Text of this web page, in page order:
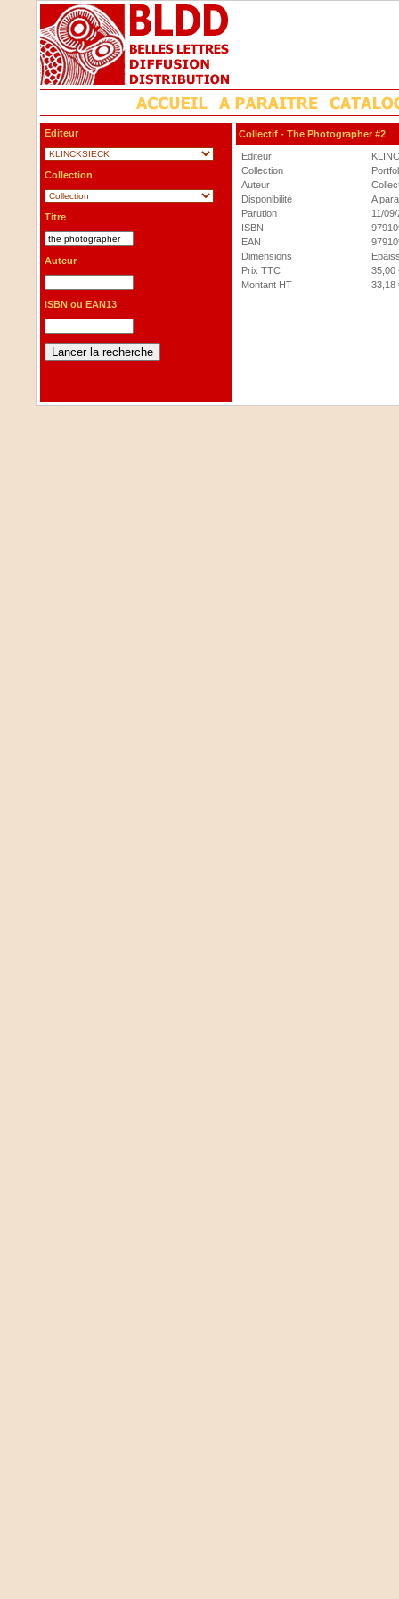
Editeur
Collection
Titre
Auteur
ISBN ou EAN13
Collectif - The Photographer #2
Editeur
Collection
Auteur
Disponibilité
A
Parution
11/
ISBN
EAN
Dimensions
Prix TTC
35,00
Montant HT
33,18